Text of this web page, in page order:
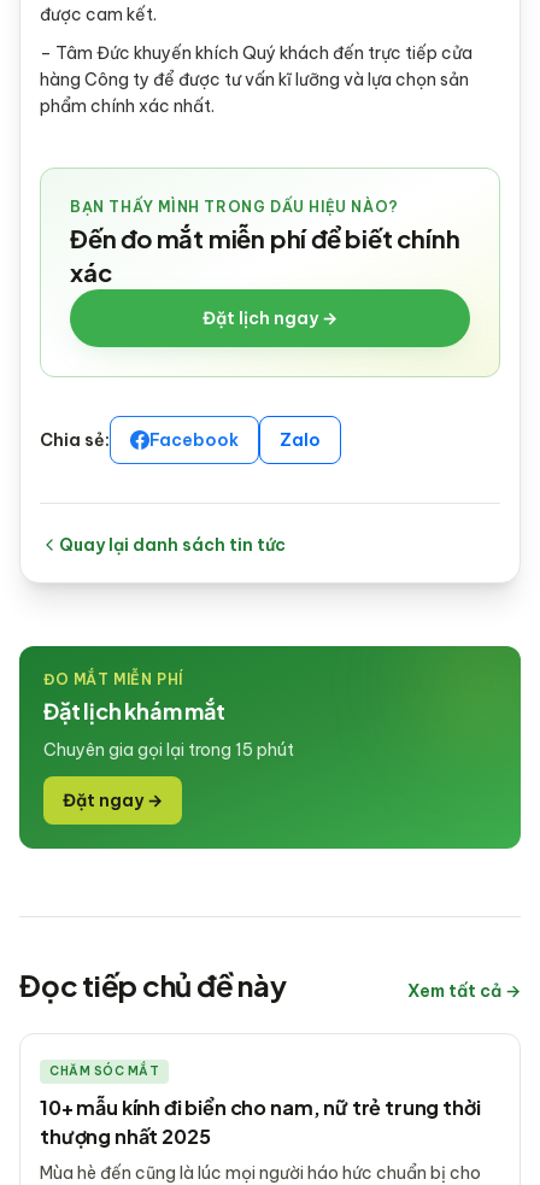
được cam kết.
– Tâm Đức khuyến khích Quý khách đến trực tiếp cửa
hàng Công ty để được tư vấn kĩ lưỡng và lựa chọn sản
phẩm chính xác nhất.
BẠN THẤY MÌNH TRONG DẤU HIỆU NÀO?
Đến đo mắt miễn phí để biết chính
xác
Đặt lịch ngay →
Chia sẻ: Facebook Zalo
Quay lại danh sách tin tức
ĐO MẮT MIỄN PHÍ
Đặt lịch khám mắt
Chuyên gia gọi lại trong 15 phút
Đặt ngay →
Đọc tiếp chủ đề này Xem tất cả →
CHĂM SÓC MẮT
10+ mẫu kính đi biển cho nam, nữ trẻ trung thời
thượng nhất 2025
Mùa hè đến cũng là lúc mọi người háo hức chuẩn bị cho